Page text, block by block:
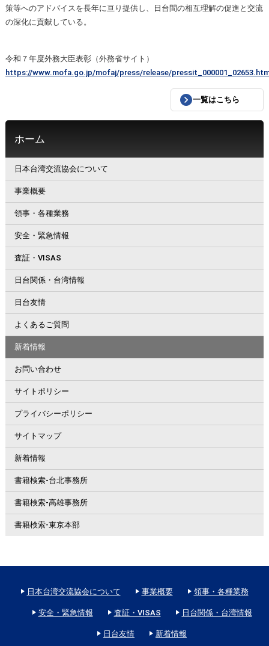
策等へのアドバイスを長年に亘り提供し、日台間の相互理解の促進と交流
の深化に貢献している。
令和７年度外務大臣表彰（外務省サイト）
https://www.mofa.go.jp/mofaj/press/release/
一覧はこちら
ホーム
日本台湾交流協会について
事業概要
領事・各種業務
安全・緊急情報
査証・VISAS
日台関係・台湾情報
日台友情
よくあるご質問
新着情報
お問い合わせ
サイトポリシー
プライバシーポリシー
サイトマップ
新着情報
書籍検索-台北事務所
書籍検索-高雄事務所
書籍検索-東京本部
日本台湾交流協会について 事業概要 領事・各種業務
安全・緊急情報 査証・VISAS 日台関係・台湾情報
日台友情 新着情報